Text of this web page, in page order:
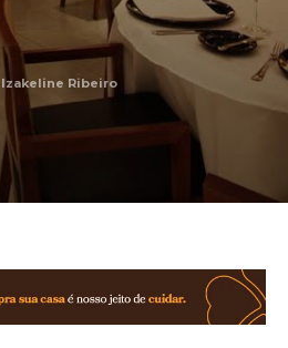
Izakeline Ribeiro